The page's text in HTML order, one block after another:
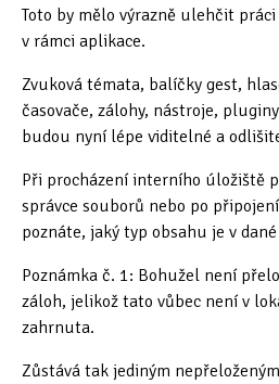
Toto by mělo výrazně ulehčit
v rámci aplikace.
Zvuková témata, balíčky gest,
časovače, zálohy, nástroje,
budou nyní lépe viditelné a
Při procházení interního úložiště
správce souborů nebo po
poznáte, jaký typ obsahu je v
Poznámka č. 1: Bohužel není
záloh, jelikož tato vůbec není v
zahrnuta.
Zůstává tak jediným